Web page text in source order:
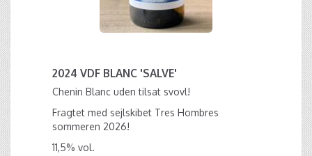
2024 VDF BLANC 'SALVE'
Chenin Blanc uden tilsat svovl!
Fragtet med sejlskibet Tres Hombres
sommeren 2026!
11,5% vol.